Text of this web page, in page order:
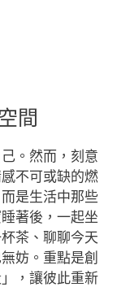
間
。然而，刻意
不可或缺的燃
是生活中那些
著後，一起坐
茶、聊聊今天
妨。重點是創
，讓彼此重新